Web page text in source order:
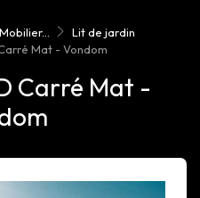
Lit de jardin
Mat - Vondom
Carré Mat -